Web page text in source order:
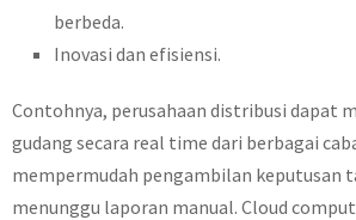
berbeda.
Inovasi dan efisiensi.
Contohnya, perusahaan distribusi dapat
gudang secara real time dari berbagai
mempermudah pengambilan keputusan
menunggu laporan manual. Cloud